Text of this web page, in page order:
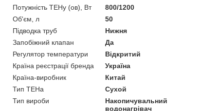
Потужність ТЕНу (ов), Вт
800/1200
Об'єм, л
50
Підводка труб
Нижня
Запобіжний клапан
Да
Регулятор температури
Відкритий
Країна реєстрації бренда
Україна
Країна-виробник
Китай
Тип ТЕНа
Сухой
Тип вироби
Накопичувальний
водонагрівач